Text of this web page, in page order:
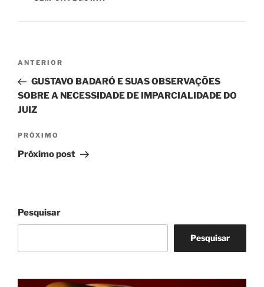
Navegação
Post
Post
anterior
ANTERIOR
GUSTAVO BADARÓ E SUAS OBSERVAÇÕES
SOBRE A NECESSIDADE DE IMPARCIALIDADE DO
JUIZ
Próximo
post
PRÓXIMO
Próximo post
Pesquisar
Pesquisar